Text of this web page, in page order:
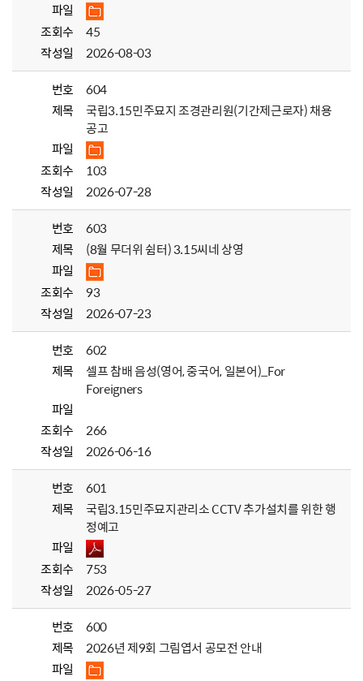
파일
조회수
45
작성일
2026-08-03
번호
604
제목
국립3.15민주묘지 조경관리원(기간제근로자) 채용
공고
파일
조회수
103
작성일
2026-07-28
번호
603
제목
(8월 무더위 쉼터) 3.15씨네 상영
파일
조회수
93
작성일
2026-07-23
번호
602
제목
셀프 참배 음성(영어, 중국어, 일본어)_For
Foreigners
파일
조회수
266
작성일
2026-06-16
번호
601
제목
국립3.15민주묘지관리소 CCTV 추가설치를 위한 행
정예고
파일
조회수
753
작성일
2026-05-27
번호
600
제목
2026년 제9회 그림엽서 공모전 안내
파일